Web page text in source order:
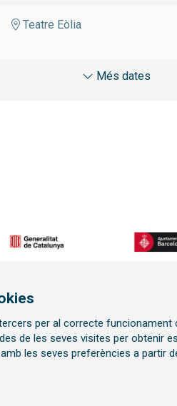
Teatre Eòlia
Més dates
te al butlletí
per al correcte
de les seves visites per obtenir
les seves preferències a partir